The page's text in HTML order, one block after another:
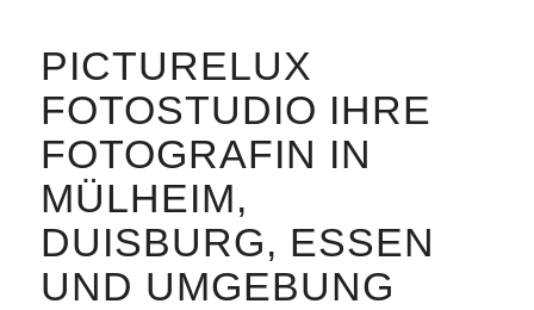
PICTURELUX
FOTOSTUDIO IHRE
FOTOGRAFIN IN
MÜLHEIM,
DUISBURG, ESSEN
UND UMGEBUNG